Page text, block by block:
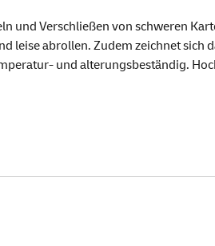
und Verschließen von schweren
leise abrollen. Zudem zeichnet sich
und alterungsbeständig.